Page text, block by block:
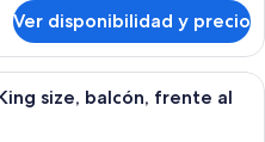
Ver disponibilidad y precio
Caja de seguridad en la habitación y
size, balcón, frente al